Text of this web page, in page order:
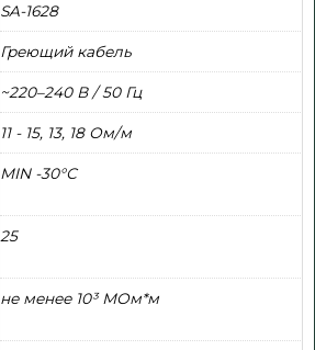
SA-1628
Греющий кабель
~220–240 В / 50 Гц
11 - 15, 13, 18 Ом/м
MIN -30°С
25
не менее 10³ МОм*м